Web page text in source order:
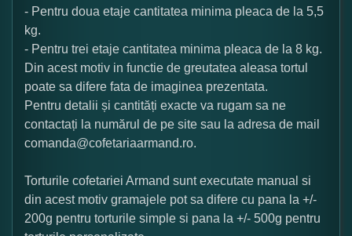
- Pentru doua etaje cantitatea minima pleaca de la 5,5
kg.
- Pentru trei etaje cantitatea minima pleaca de la 8 kg.
Din acest motiv in functie de greutatea aleasa tortul
poate sa difere fata de imaginea prezentata.
Pentru detalii și cantități exacte va rugam sa ne
contactați la numărul de pe site sau la adresa de mail
comanda@cofetariaarmand.ro.
Torturile cofetariei Armand sunt executate manual si
din acest motiv gramajele pot sa difere cu pana la +/-
200g pentru torturile simple si pana la +/- 500g pentru